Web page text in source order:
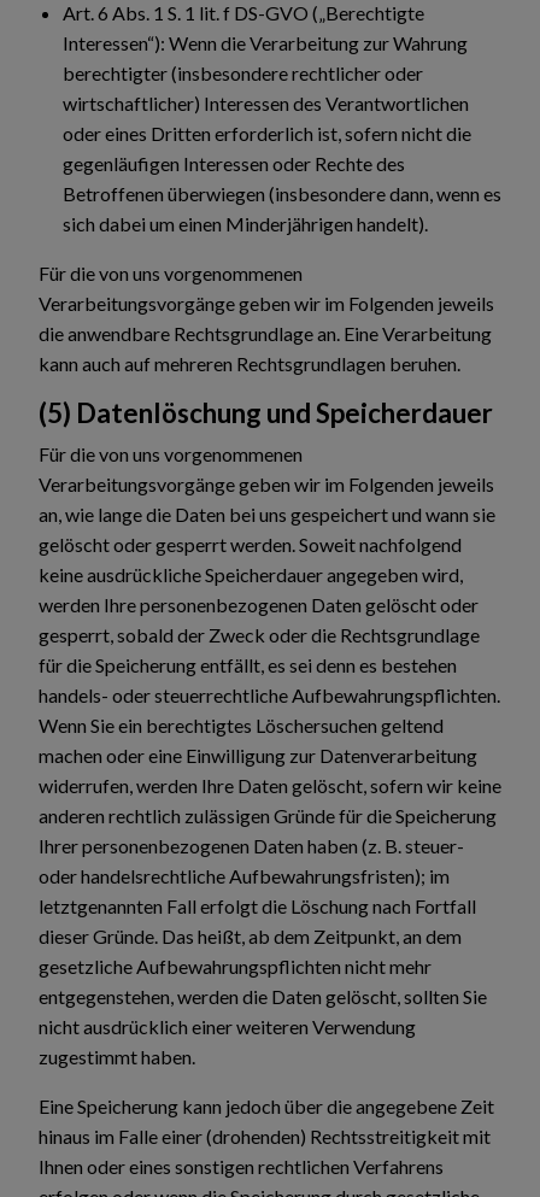
Art. 6 Abs. 1 S. 1 lit. f DS-GVO („Berechtigte
Interessen“): Wenn die Verarbeitung zur Wahrung
berechtigter (insbesondere rechtlicher oder
wirtschaftlicher) Interessen des Verantwortlichen
oder eines Dritten erforderlich ist, sofern nicht die
gegenläufigen Interessen oder Rechte des
Betroffenen überwiegen (insbesondere dann, wenn es
sich dabei um einen Minderjährigen handelt).
Für die von uns vorgenommenen
Verarbeitungsvorgänge geben wir im Folgenden jeweils
die anwendbare Rechtsgrundlage an. Eine Verarbeitung
kann auch auf mehreren Rechtsgrundlagen beruhen.
(5) Datenlöschung und Speicherdauer
Für die von uns vorgenommenen
Verarbeitungsvorgänge geben wir im Folgenden jeweils
an, wie lange die Daten bei uns gespeichert und wann sie
gelöscht oder gesperrt werden. Soweit nachfolgend
keine ausdrückliche Speicherdauer angegeben wird,
werden Ihre personenbezogenen Daten gelöscht oder
gesperrt, sobald der Zweck oder die Rechtsgrundlage
für die Speicherung entfällt, es sei denn es bestehen
handels- oder steuerrechtliche Aufbewahrungspflichten.
Wenn Sie ein berechtigtes Löschersuchen geltend
machen oder eine Einwilligung zur Datenverarbeitung
widerrufen, werden Ihre Daten gelöscht, sofern wir keine
anderen rechtlich zulässigen Gründe für die Speicherung
Ihrer personenbezogenen Daten haben (z. B. steuer-
oder handelsrechtliche Aufbewahrungsfristen); im
letztgenannten Fall erfolgt die Löschung nach Fortfall
dieser Gründe. Das heißt, ab dem Zeitpunkt, an dem
gesetzliche Aufbewahrungspflichten nicht mehr
entgegenstehen, werden die Daten gelöscht, sollten Sie
nicht ausdrücklich einer weiteren Verwendung
zugestimmt haben.
Eine Speicherung kann jedoch über die angegebene Zeit
hinaus im Falle einer (drohenden) Rechtsstreitigkeit mit
Ihnen oder eines sonstigen rechtlichen Verfahrens